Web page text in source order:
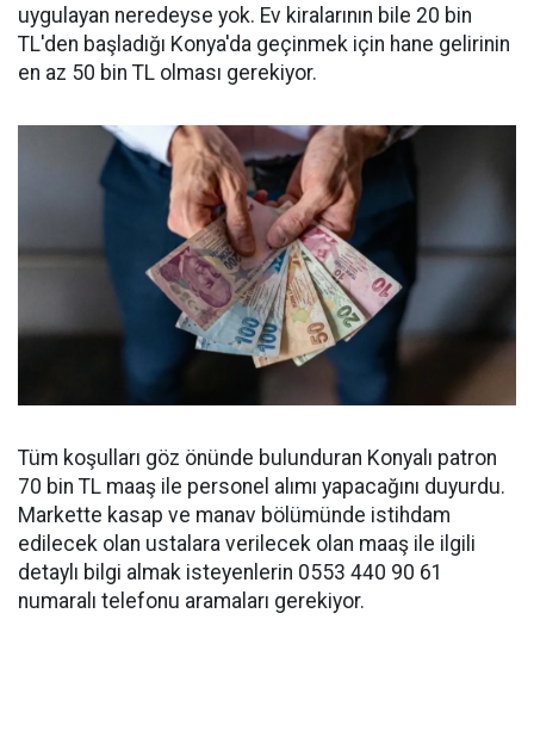
uygulayan neredeyse yok. Ev kiralarının bile 20 bin
TL'den başladığı Konya'da geçinmek için hane gelirinin
en az 50 bin TL olması gerekiyor.
Tüm koşulları göz önünde bulunduran Konyalı patron
70 bin TL maaş ile personel alımı yapacağını duyurdu.
Markette kasap ve manav bölümünde istihdam
edilecek olan ustalara verilecek olan maaş ile ilgili
detaylı bilgi almak isteyenlerin 0553 440 90 61
numaralı telefonu aramaları gerekiyor.